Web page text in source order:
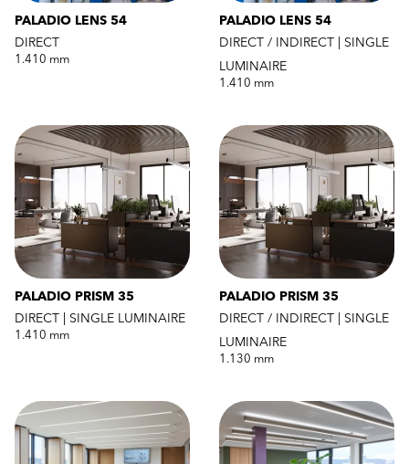
PALADIO LENS 54
DIRECT
1.410 mm
PALADIO LENS 54
DIRECT / INDIRECT | SINGLE
LUMINAIRE
1.410 mm
PALADIO PRISM 35
DIRECT | SINGLE LUMINAIRE
1.410 mm
PALADIO PRISM 35
DIRECT / INDIRECT | SINGLE
LUMINAIRE
1.130 mm